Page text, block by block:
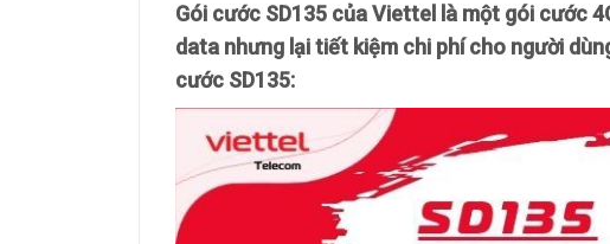
Gói cước SD135 của Viettel là một gói cước
data nhưng lạitiết kiệm chi phícho người
cước SD135: